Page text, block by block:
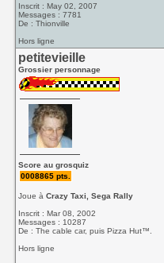
Inscrit : May 02, 2007
Messages : 7781
De : Thionville
Hors ligne
petitevieille
Grossier personnage
Score au grosquiz
0008865 pts.
Joue àCrazy Taxi, Sega Rally
Inscrit : Mar 08, 2002
Messages : 10287
De : The cable car, puis Pizza Hut™.
Hors ligne